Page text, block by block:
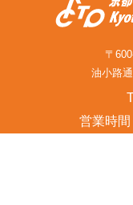
〒
油小路
営業時間